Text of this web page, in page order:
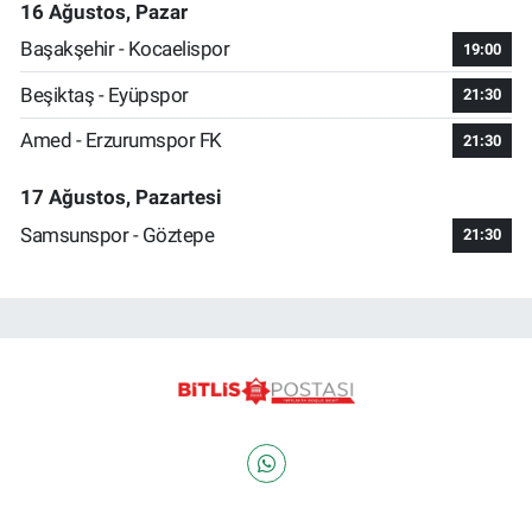
16 Ağustos, Pazar
Başakşehir - Kocaelispor
19:00
Beşiktaş - Eyüpspor 21:30
Amed - Erzurumspor FK 21:30
17 Ağustos, Pazartesi
Samsunspor - Göztepe
21:30